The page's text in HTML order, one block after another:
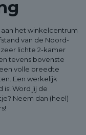
het winkelcentrum
van de Noord-
lichte 2-kamer
tevens bovenste
volle breedte
Een werkelijk
Word jij de
Neem dan (heel)